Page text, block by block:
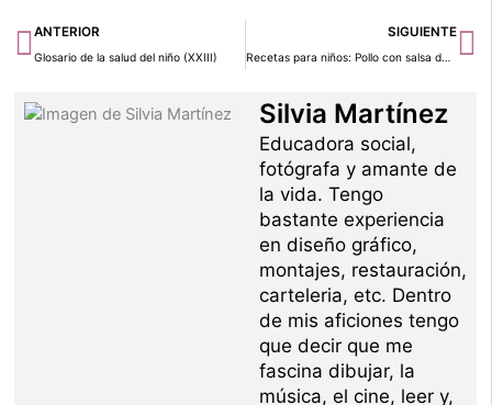
Ant
ANTERIOR
Glosario de la salud del niño (XXIII)
SIGUIENTE
Recetas para niños: Pollo con salsa de naranja
Silvia Martínez
Educadora social,
fotógrafa y amante de
la vida. Tengo
bastante experiencia
en diseño gráfico,
montajes, restauración,
carteleria, etc. Dentro
de mis aficiones tengo
que decir que me
fascina dibujar, la
música, el cine, leer y,